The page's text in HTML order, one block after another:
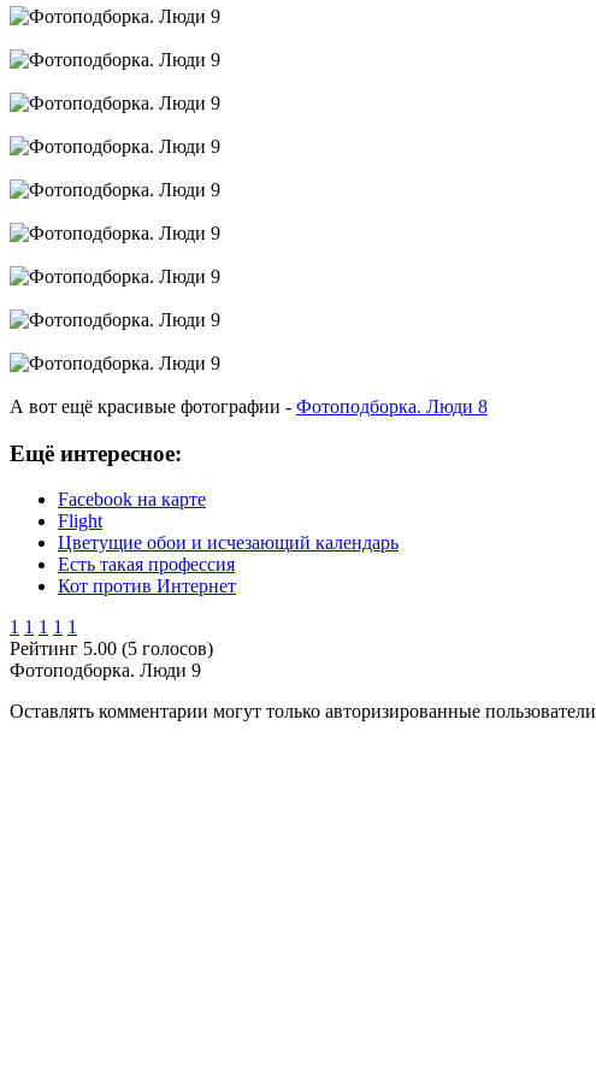
А вот ещё красивые фотографии - Фотоподборка. Люди 8
Ещё интересное:
Facebook на карте
Flight
Цветущие обои и исчезающий календарь
Есть такая профессия
Кот против Интернет
1 1 1 1 1
Рейтинг 5.00 (5 голосов)
Фотоподборка. Люди 9
Оставлять комментарии могут только авторизированные пользователи